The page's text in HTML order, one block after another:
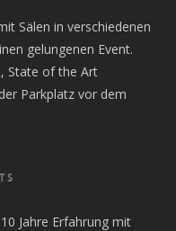
Sälen in verschiedenen
gelungenen Event.
State of the Art
Parkplatz vor dem
Jahre Erfahrung mit